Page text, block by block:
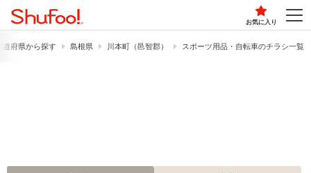
お気に入り
道府県から探す 島根県 川本町（邑智郡） スポーツ用品・自転車のチラシ一覧